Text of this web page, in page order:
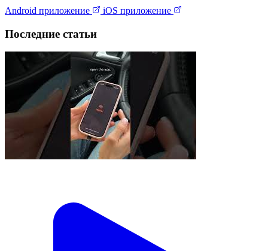
Android приложение iOS приложение
Последние статьи